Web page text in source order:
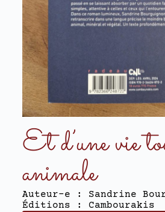
Et d’une vie
animale
Auteur-e : Sandrine
Éditions : Cambourakis